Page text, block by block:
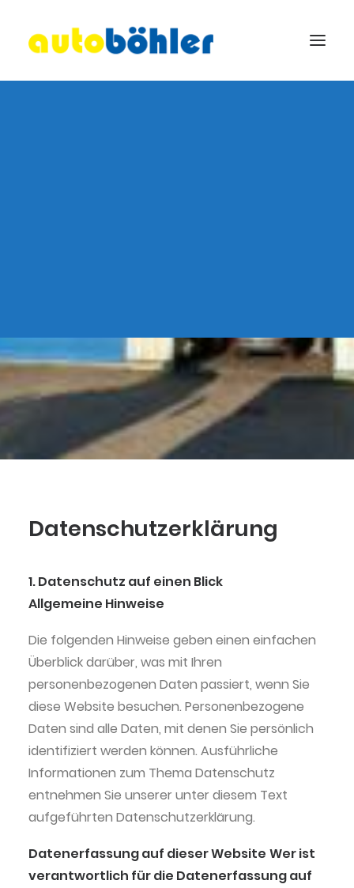
Inspektion und Wartung
Datenschutzerklärung
1. Datenschutz auf einen Blick
Allgemeine Hinweise
Die folgenden Hinweise geben einen einfachen
Überblick darüber, was mit Ihren
personenbezogenen Daten passiert, wenn Sie
diese Website besuchen. Personenbezogene
Daten sind alle Daten, mit denen Sie persönlich
identifiziert werden können. Ausführliche
Informationen zum Thema Datenschutz
entnehmen Sie unserer unter diesem Text
aufgeführten Datenschutzerklärung.
Datenerfassung auf dieser Website Wer ist
verantwortlich für die Datenerfassung auf